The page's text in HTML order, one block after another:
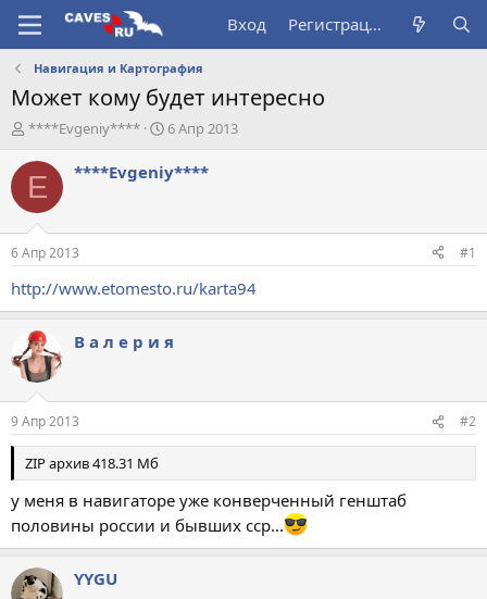
Вход Регистрация
Навигация и Картография
Может кому будет интересно
А
т
о
т
м
ы
****Evgeniy****
Д
т
а
а
л
6 Апр 2013
E ****Evgeniy****
6 Апр 2013 #1
http://www.etomesto.ru/karta94
В а л е р и я
9 Апр 2013 #2
ZIP архив 418.31 Мб
у меня в навигаторе уже конверченный генштаб
половины россии и бывших сср...
YYGU